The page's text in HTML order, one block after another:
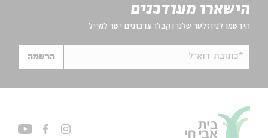
הישארו מעודכנים
הירשמו לניוזלטר שלנו וקבלו עדכונים ישר למייל
*כתובת דוא"ל הרשמה